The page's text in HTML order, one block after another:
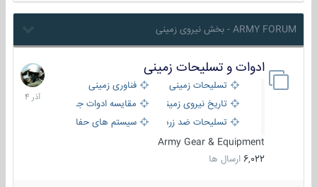
ARMY FORUM - بخش نیروی زمینی
ادوات و تسلیحات زمینی
تسلیحات زمینی
فناوری زمینی
تاریخ نیروی زمینی
مقایسه ادوات جنگی
تسلیحات ضد زره
سیستم های حفاظت فعال
Army Gear & Equipment
6,022 ارسال ها
21
آذر
1404